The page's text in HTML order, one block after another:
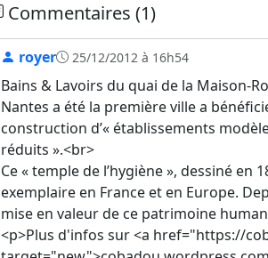
Commentaires (1)
royer 25/12/2012 à 16h54
Bains & Lavoirs du quai de la Maison-
Nantes a été la première ville a
construction d’« établissements
réduits ».<br>
Ce « temple de l’hygiène », dessiné
exemplaire en France et en Europe.
mise en valeur de ce patrimoine
<p>Plus d'infos sur <a href="https://